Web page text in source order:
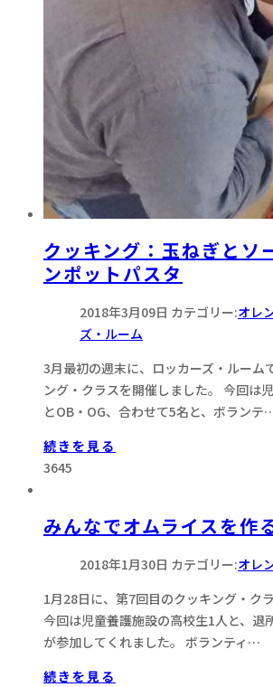
クッキング：玉ねぎとソ
ンポットパスタ
2018年3月09日 カテゴリー:オレ
ズ・ルーム
3月最初の週末に、ロッカーズ・ルーム
ング・クラスを開催しました。 今回は
とOB・OG、合わせて5名と、ボランテ
続きを見る
3645
みんなでオムライスを作
2018年1月30日 カテゴリー:オレ
1月28日に、第7回目のクッキング・ク
今回は児童養護施設の高校生1人と、退
が参加してくれました。 ボランティ…
続きを見る